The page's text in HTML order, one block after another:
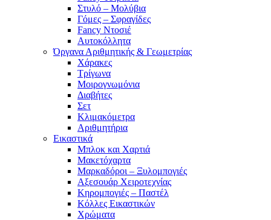
Στυλό – Μολύβια
Γόμες – Σφραγίδες
Fancy Ντοσιέ
Αυτοκόλλητα
Όργανα Αριθμητικής & Γεωμετρίας
Χάρακες
Τρίγωνα
Mοιρογνωμόνια
Διαβήτες
Σετ
Κλιμακόμετρα
Αριθμητήρια
Εικαστικά
Μπλοκ και Χαρτιά
Μακετόχαρτα
Μαρκαδόροι – Ξυλομπογιές
Αξεσουάρ Χειροτεχνίας
Κηρομπογιές – Παστέλ
Κόλλες Εικαστικών
Χρώματα